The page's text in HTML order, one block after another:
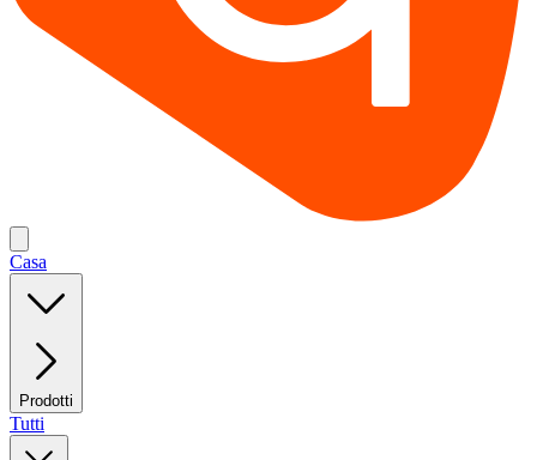
Casa
Prodotti
Tutti